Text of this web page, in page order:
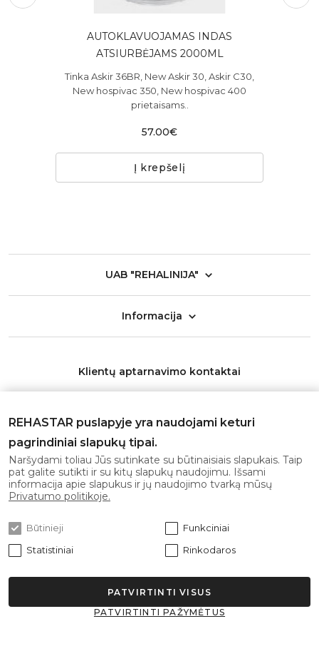
AUTOKLAVUOJAMAS INDAS
ATSIURBĖJAMS 2000ML
Tinka Askir 36BR, New Askir 30, Askir C30,
New hospivac 350, New hospivac 400
prietaisams..
57.00€
Į krepšelį
UAB "REHALINIJA"
Informacija
Klientų aptarnavimo kontaktai
El. paštas: info@rehastar.com
Darbo laikas: I-V 08:00 - 17:00
Gaukite naujausius pasiūlymus pirmi!
Sutinku suprivatumo politika
REHASTAR puslapyje yra naudojami keturi
pagrindiniai slapukų tipai.
Naršydami toliau Jūs sutinkate su būtinaisiais slapukais. Taip
pat galite sutikti ir su kitų slapukų naudojimu. Išsami
informacija apie slapukus ir jų naudojimo tvarką mūsų
Privatumo politikoje.
Būtinieji
Funkciniai
Statistiniai
Rinkodaros
PATVIRTINTI PAŽYMĖTUS
PATVIRTINTI VISUS